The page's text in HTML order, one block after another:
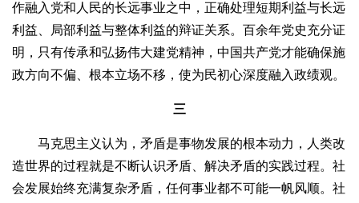
作融入党和人民的长远事业之中，正确处理短期利益与长远
利益、局部利益与整体利益的辩证关系。百余年党史充分证
明，只有传承和弘扬伟大建党精神，中国共产党才能确保施
政方向不偏、根本立场不移，使为民初心深度融入政绩观。
三
马克思主义认为，矛盾是事物发展的根本动力，人类改
造世界的过程就是不断认识矛盾、解决矛盾的实践过程。社
会发展始终充满复杂矛盾，任何事业都不可能一帆风顺。社